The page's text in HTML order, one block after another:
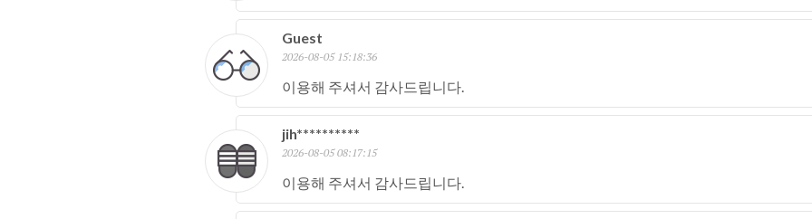
Guest
2026-08-05 15:18:36
이용해 주셔서 감사드립니다.
jih**********
2026-08-05 08:17:15
이용해 주셔서 감사드립니다.